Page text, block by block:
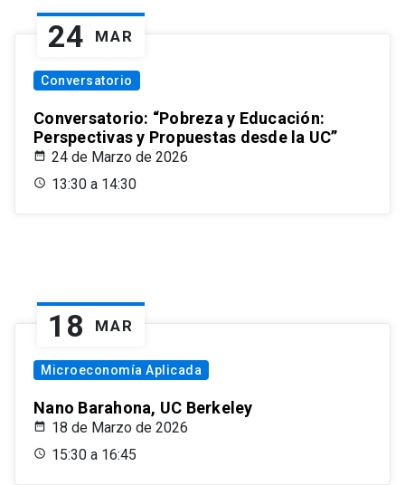
24 MAR
Conversatorio
Conversatorio: “Pobreza y Educación:
Perspectivas y Propuestas desde la UC”
24 de Marzo de 2026
13:30 a 14:30
18 MAR
Microeconomía Aplicada
Nano Barahona, UC Berkeley
18 de Marzo de 2026
15:30 a 16:45